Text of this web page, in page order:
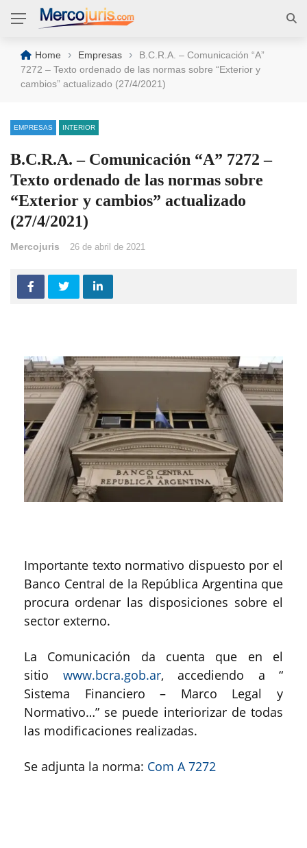
Home › Empresas ›
B.C.R.A. – Comunicación “A”
7272 – Texto ordenado de las normas sobre “Exterior y
cambios” actualizado (27/4/2021)
EMPRESAS INTERIOR
B.C.R.A. – Comunicación “A” 7272 –
Texto ordenado de las normas sobre
“Exterior y cambios” actualizado
(27/4/2021)
Mercojuris 26 de abril de 2021
Importante texto normativo dispuesto por el
Banco Central de la República Argentina que
procura ordenar las disposiciones sobre el
sector externo.
La Comunicación da cuenta que en el
sitio www.bcra.gob.ar, accediendo a “
Sistema Financiero – Marco Legal y
Normativo…” se puede interiorizar de todas
las modificaciones realizadas.
Se adjunta la norma: Com A 7272